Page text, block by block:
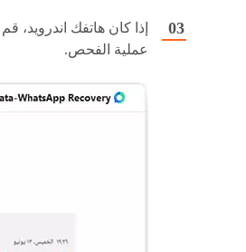
عملية الفحص.